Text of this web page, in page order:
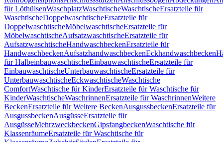
für LöthülsenWaschplatzWaschtischeWaschtischeErsatzteile für
WaschtischeDoppelwaschtischeErsatzteile für
DoppelwaschtischeMöbelwaschtischeErsatzteile für
MöbelwaschtischeAufsatzwaschtischeErsatzteile für
AufsatzwaschtischeHandwaschbeckenErsatzteile für
HandwaschbeckenAufsatzhandwaschbeckenEckhandwaschbecken
für HalbeinbauwaschtischeEinbauwaschtischeErsatzteile für
EinbauwaschtischeUnterbauwaschtischeErsatzteile für
UnterbauwaschtischeEckwaschtischeWaschtische
ComfortWaschtische für KinderErsatzteile für Waschtische für
KinderWaschtischeWaschrinnenErsatzteile für WaschrinnenWeitere
BeckenErsatzteile für Weitere BeckenAusgussbeckenErsatzteile für
AusgussbeckenAusgüsseErsatzteile für
AusgüsseMehrzweckbeckenGipsfangbeckenWaschtische für
KlassenräumeErsatzteile für Waschtische für